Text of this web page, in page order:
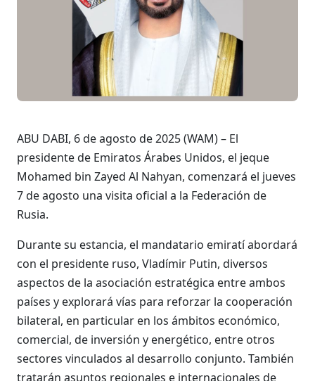
ABU DABI, 6 de agosto de 2025 (WAM) – El
presidente de Emiratos Árabes Unidos, el jeque
Mohamed bin Zayed Al Nahyan, comenzará el jueves
7 de agosto una visita oficial a la Federación de
Rusia.
Durante su estancia, el mandatario emiratí abordará
con el presidente ruso, Vladímir Putin, diversos
aspectos de la asociación estratégica entre ambos
países y explorará vías para reforzar la cooperación
bilateral, en particular en los ámbitos económico,
comercial, de inversión y energético, entre otros
sectores vinculados al desarrollo conjunto. También
tratarán asuntos regionales e internacionales de